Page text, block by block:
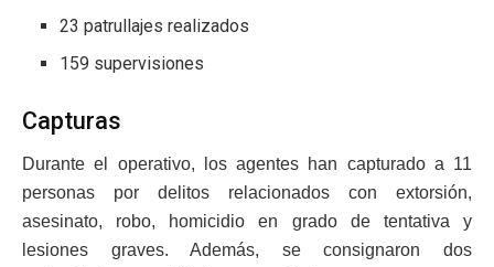
23 patrullajes realizados
159 supervisiones
Capturas
Durante el operativo, los agentes han capturado a 11
personas por delitos relacionados con extorsión,
asesinato, robo, homicidio en grado de tentativa y
lesiones graves. Además, se consignaron dos